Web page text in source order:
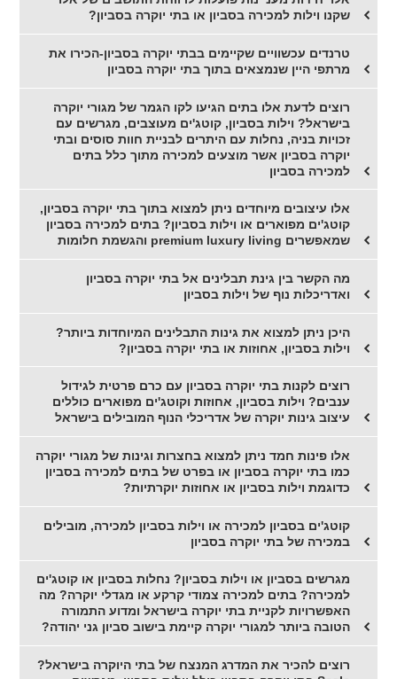
שקנו וילות למכירה בסביון או בתי יוקרה בסביון?
טרנדים עכשוויים שקיימים בבתי יוקרה בסביון-הכירו את
מרתפי היין שנמצאים בתוך בתי יוקרה בסביון
רוצים לדעת אלו בתים הגיעו לקו הגמר של מגורי יוקרה
בישראל? וילות בסביון, קוטג'ים מעוצבים, מגרשים עם
זכויות בניה, נחלות עם היתרים לבניית חוות סוסים ובתי
יוקרה בסביון אשר מוצעים למכירה מתוך כלל בתים
למכירה בסביון
אלו עיצובים מיוחדים ניתן למצוא בתוך בתי יוקרה בסביון,
קוטג'ים מפוארים או וילות בסביון? בתים למכירה בסביון
שמאפשרים premium luxury living והגשמת חלומות
מה הקשר בין גינת תבלינים אל בתי יוקרה בסביון
ואדריכלות נוף של וילות בסביון
היכן ניתן למצוא את גינות התבלינים המיוחדות ביותר?
וילות בסביון, אחוזות או בתי יוקרה בסביון?
רוצים לקנות בתי יוקרה בסביון עם כרם פרטית לגידול
ענבים? וילות בסביון, אחוזות וקוטג'ים מפוארים כוללים
עיצוב גינות יוקרה של אדריכלי הנוף המובילים בישראל
אלו פינות חמד ניתן למצוא בחצרות וגינות של מגורי יוקרה
כמו בתי יוקרה בסביון או בפרט של בתים למכירה בסביון
כדוגמת וילות בסביון או אחוזות יוקרתיות?
קוטג'ים בסביון למכירה או וילות בסביון למכירה, מובילים
במכירה של בתי יוקרה בסביון
מגרשים בסביון או וילות בסביון? נחלות בסביון או קוטג'ים
למכירה? בתים למכירה צמודי קרקע או מגדלי יוקרה? מה
האפשרויות לקניית בתי יוקרה בישראל ומדוע התמורה
הטובה ביותר למגורי יוקרה קיימת בישוב סביון גני יהודה?
רוצים להכיר את המדרג המנצח של בתי היוקרה בישראל?